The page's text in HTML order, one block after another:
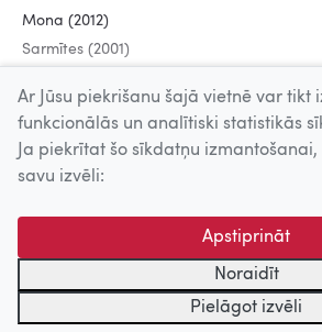
Mona (2012)
Sarmītes (2001)
© 2026 Nacionālais Kino centrs, Kultūras
centrs. Sadarbības partneris: Latvijas Valsts
kinofotofonodokumentu arhīvs.
Ar Jūsu piekrišanu šajā vietnē var tikt
funkcionālās un analītiski statistikās
Ja piekrītat šo sīkdatņu
savu izvēli:
Apstiprināt
Noraidīt
Pielāgot izvēli